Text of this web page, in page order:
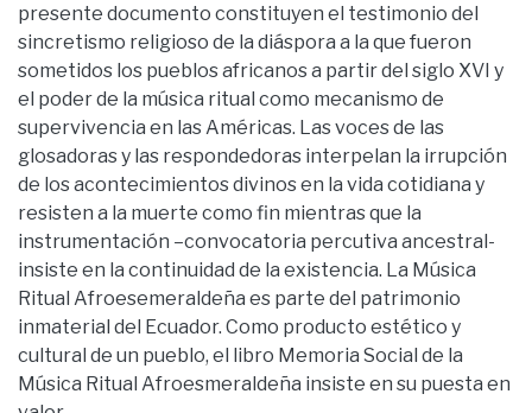
presente documento constituyen el testimonio del
sincretismo religioso de la diáspora a la que fueron
sometidos los pueblos africanos a partir del siglo XVI y
el poder de la música ritual como mecanismo de
supervivencia en las Américas. Las voces de las
glosadoras y las respondedoras interpelan la irrupción
de los acontecimientos divinos en la vida cotidiana y
resisten a la muerte como fin mientras que la
instrumentación –convocatoria percutiva ancestral-
insiste en la continuidad de la existencia. La Música
Ritual Afroesemeraldeña es parte del patrimonio
inmaterial del Ecuador. Como producto estético y
cultural de un pueblo, el libro Memoria Social de la
Música Ritual Afroesmeraldeña insiste en su puesta en